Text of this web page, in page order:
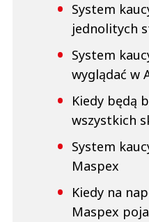
System
jednolitych
System
wyglądać w
Kiedy będą
wszystkich
System
Maspex
Kiedy na
Maspex